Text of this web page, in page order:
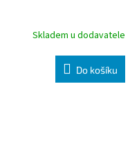
Skladem u dodavatele
Do košíku